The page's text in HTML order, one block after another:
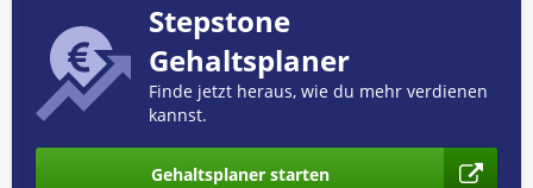
Stepstone
Gehaltsplaner
Finde jetzt heraus, wie du mehr verdienen
kannst.
Gehaltsplaner starten